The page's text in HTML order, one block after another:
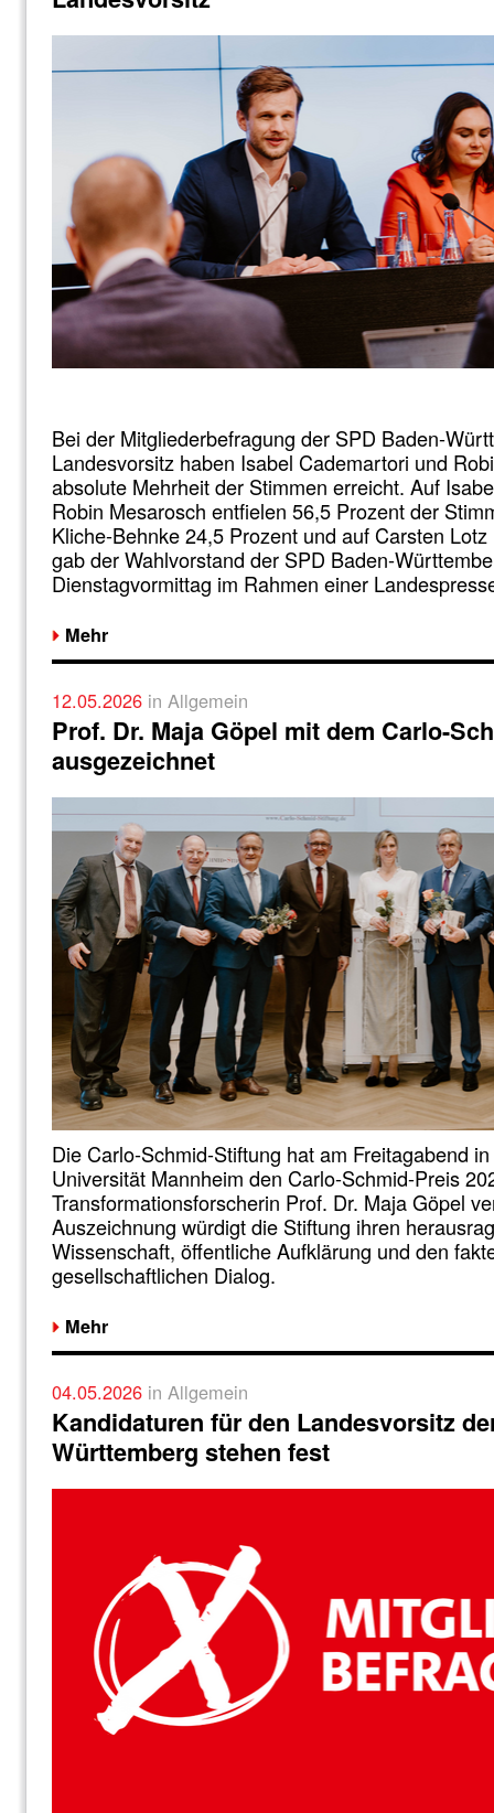
Bei der Mitgliederbefragung der SPD Baden-
Landesvorsitz haben Isabel Cademartori und
absolute Mehrheit der Stimmen erreicht. Auf
Robin Mesarosch entfielen 56,5 Prozent der
Kliche-Behnke 24,5 Prozent und auf Carsten
gab der Wahlvorstand der SPD Baden-
Dienstagvormittag im Rahmen einer
Mehr
12.05.2026 in Allgemein
Prof. Dr. Maja Göpel mit dem Carlo-
ausgezeichnet
Die Carlo-Schmid-Stiftung hat am Freitagabend
Universität Mannheim den Carlo-Schmid-Preis
Transformationsforscherin Prof. Dr. Maja Göpel
Auszeichnung würdigt die Stiftung ihren
Wissenschaft, öffentliche Aufklärung und den
gesellschaftlichen Dialog.
Mehr
04.05.2026 in Allgemein
Kandidaturen für den Landesvorsitz
Württemberg stehen fest